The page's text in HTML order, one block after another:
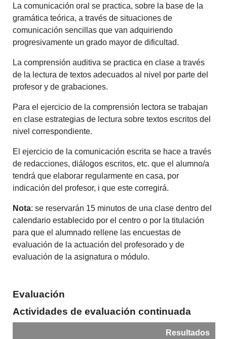
La comunicación oral se practica, sobre la base de la
gramática teórica, a través de situaciones de
comunicación sencillas que van adquiriendo
progresivamente un grado mayor de dificultad.
La comprensión auditiva se practica en clase a través
de la lectura de textos adecuados al nivel por parte del
profesor y de grabaciones.
Para el ejercicio de la comprensión lectora se trabajan
en clase estrategias de lectura sobre textos escritos del
nivel correspondiente.
El ejercicio de la comunicación escrita se hace a través
de redacciones, diálogos escritos, etc. que el alumno/a
tendrá que elaborar regularmente en casa, por
indicación del profesor, i que este corregirá.
Nota: se reservarán 15 minutos de una clase dentro del
calendario establecido por el centro o por la titulación
para que el alumnado rellene las encuestas de
evaluación de la actuación del profesorado y de
evaluación de la asignatura o módulo.
Evaluación
Actividades de evaluación continuada
Resultados